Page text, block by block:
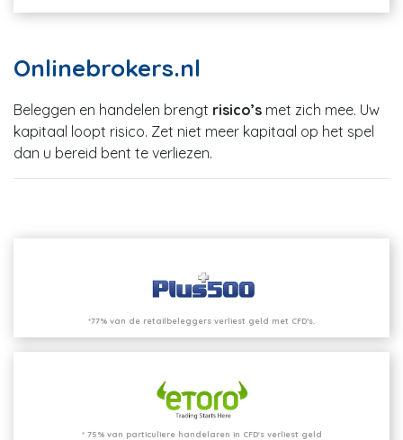
Onlinebrokers.nl
Beleggen en handelen brengt risico’s met zich mee. Uw
kapitaal loopt risico. Zet niet meer kapitaal op het spel
dan u bereid bent te verliezen.
*77% van de retailbeleggers verliest geld met CFD’s.
* 75% van particuliere handelaren in CFD's verliest geld